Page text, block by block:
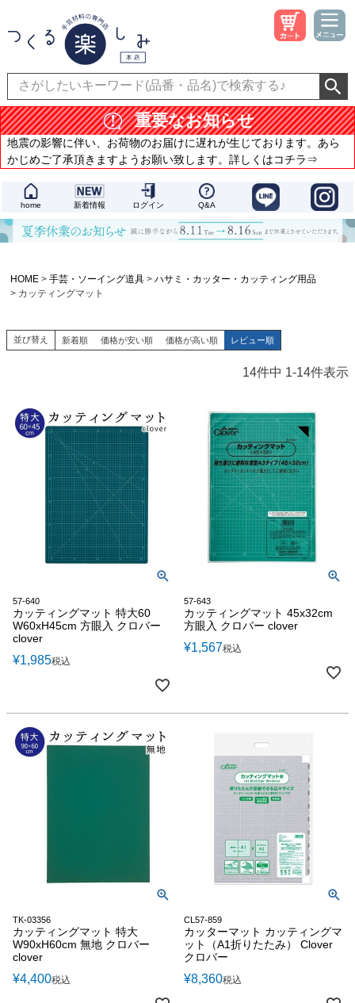
重要なお知らせ
地震の影響に伴い、お荷物のお届けに遅れが生じております。あら
かじめご了承頂きますようお願い致します。詳しくはコチラ⇒
home 新着情報 ログイン Q&A
HOME 手芸・ソーイング道具
ハサミ・カッター・カッティング用品
カッティングマット
並び替え 新着順 価格が安い順 価格が高い順 レビュー順
14件中 1-14件表示
57-640
カッティングマット 特大60
W60xH45cm 方眼入 クロバー
clover
¥1,985税込
57-643
カッティングマット 45x32cm
方眼入 クロバー clover
¥1,567税込
TK-03356
カッティングマット 特大
W90xH60cm 無地 クロバー
clover
¥4,400税込
CL57-859
カッターマット カッティングマ
ット（A1折りたたみ） Clover
クロバー
¥8,360税込